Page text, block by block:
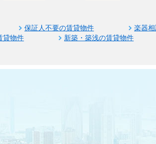
保証人不要の賃貸物件 楽器
貸物件
新築・築浅の賃貸物件